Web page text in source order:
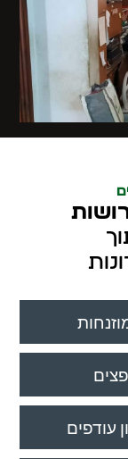
עודפים